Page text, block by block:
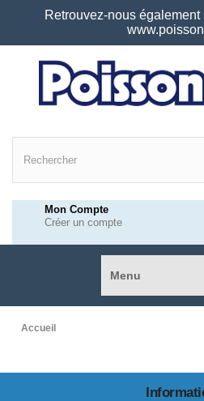
Retrouvez-nous
Mon Compte
Créer un compte
Menu
Accueil